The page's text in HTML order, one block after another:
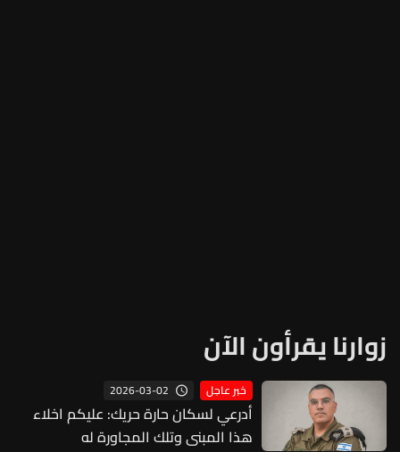
زوارنا يقرأون الآن
خبر عاجل 2026-03-02
أدرعي لسكان حارة حريك: عليكم اخلاء
هذا المبنى وتلك المجاورة له